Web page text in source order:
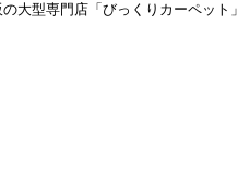
大型専門店「びっくりカーペット」